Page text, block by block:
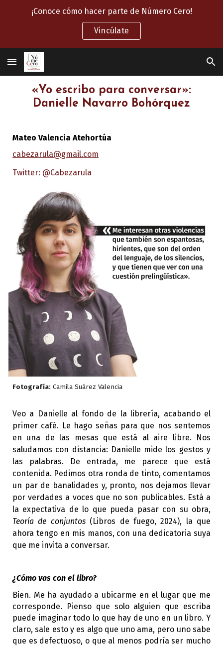
Skip to main content
¡Conoce cómo hacer parte de Número Cero!
Vincúlate
«Yo escribo para conversar»:
Danielle Navarro Bohórquez
Mateo Valencia Atehortúa
cabezarula@gmail.com
Twitter: @Cabezarula
Fotografía: Camila Suárez Valencia
Veo a Danielle al fondo de la librería, acabando el
primer café. Le hago señas para que nos sentemos
en una de las mesas que está al aire libre. Nos
saludamos con distancia: Danielle mide los gestos y
las palabras. De entrada, me parece que está
contenida. Pedimos otra ronda de tinto, comentamos
un par de banalidades y, pronto, nos dejamos llevar
por verdades a voces que no son publicables. Está a
la expectativa de lo que pueda pasar con su obra,
Teoría de conjuntos(Libros de fuego, 2024), la que
ahora tengo en mis manos, con una dedicatoria suya
que me invita a conversar.
¿Cómo vas con el libro?
Bien. Me ha ayudado a ubicarme en el lugar que me
corresponde. Pienso que solo alguien que escriba
puede imaginar todo lo que hay de uno en un libro. Y
claro, sale esto y es algo que uno ama, pero uno sabe
que es defectuoso, o que al menos podría ser mucho